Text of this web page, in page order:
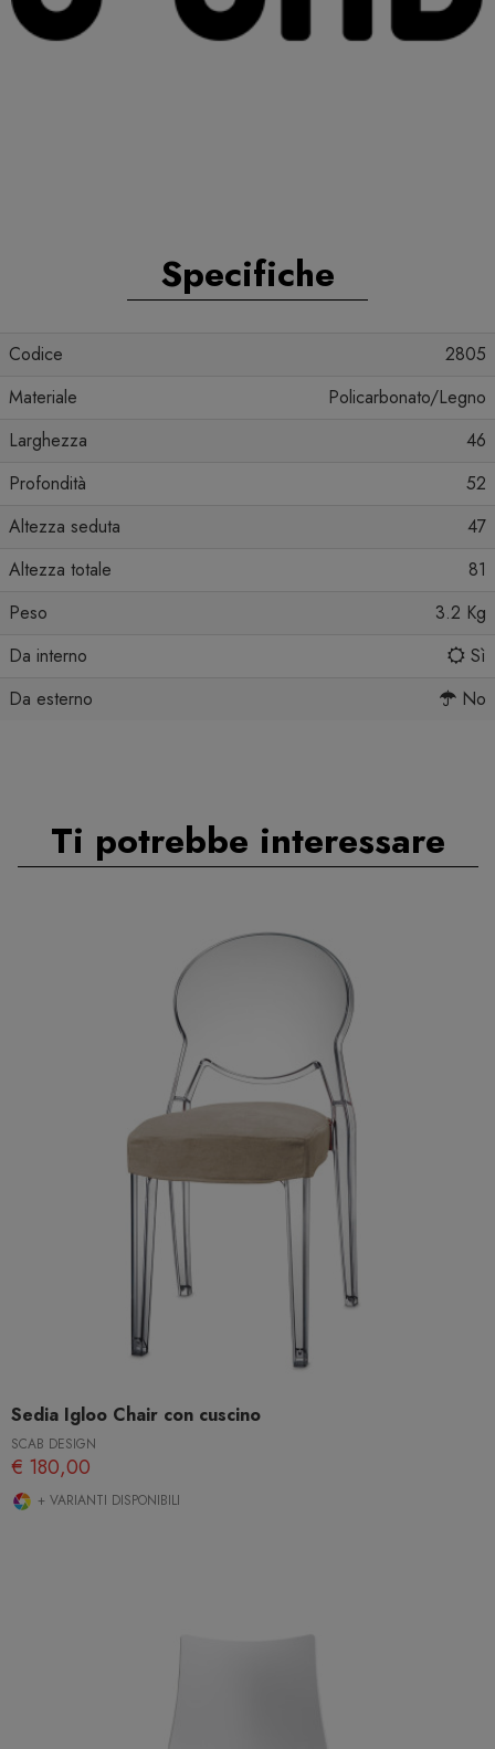
Specifiche
Codice
2805
Materiale
Policarbonato/Legno
Larghezza
46
Profondità
52
Altezza seduta
47
Altezza totale
81
Peso
3.2 Kg
Da interno
Sì
Da esterno
No
Ti potrebbe interessare
Sedia Igloo Chair con cuscino
SCAB DESIGN
€ 180,00
+ VARIANTI DISPONIBILI